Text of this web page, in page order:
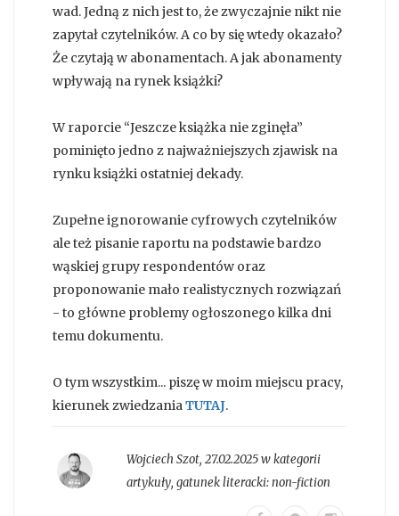
wad. Jedną z nich jest to, że zwyczajnie nikt nie
zapytał czytelników. A co by się wtedy okazało?
Że czytają w abonamentach. A jak abonamenty
wpływają na rynek książki?
W raporcie “Jeszcze książka nie zginęła”
pominięto jedno z najważniejszych zjawisk na
rynku książki ostatniej dekady.
Zupełne ignorowanie cyfrowych czytelników
ale też pisanie raportu na podstawie bardzo
wąskiej grupy respondentów oraz
proponowanie mało realistycznych rozwiązań
- to główne problemy ogłoszonego kilka dni
temu dokumentu.
O tym wszystkim... piszę w moim miejscu pracy,
kierunek zwiedzania TUTAJ.
Wojciech Szot, 27.02.2025 w kategorii
artykuły, gatunek literacki:non-fiction